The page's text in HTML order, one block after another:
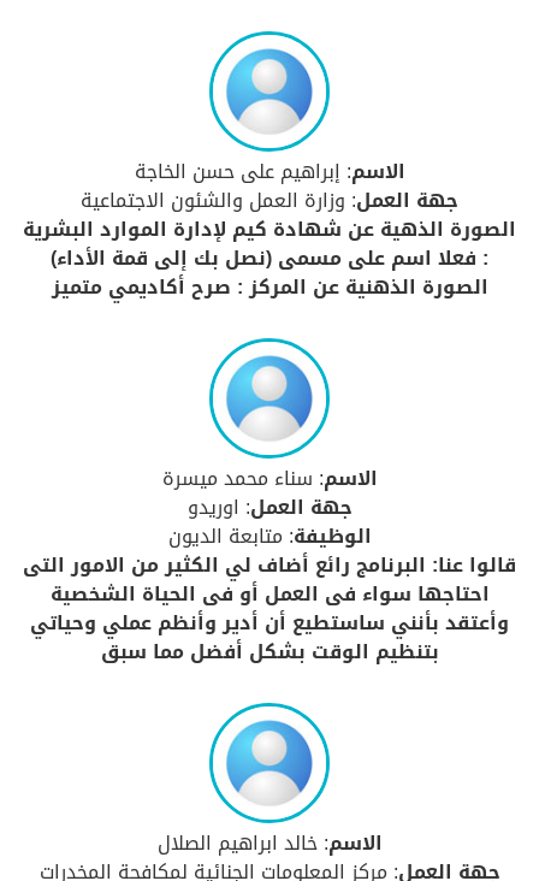
الاسم: إبراهيم على حسن الخاجة
جهة العمل: وزارة العمل والشئون الاجتماعية
الصورة الذهية عن شهادة كيم لإدارة الموارد البشرية
: فعلا اسم على مسمى (نصل بك إلى قمة الأداء)
الصورة الذهنية عن المركز : صرح أكاديمي متميز
الاسم: سناء محمد ميسرة
جهة العمل: اوريدو
الوظيفة: متابعة الديون
قالوا عنا: البرنامج رائع أضاف لي الكثير من الامور التى
احتاجها سواء فى العمل أو فى الحياة الشخصية
وأعتقد بأنني ساستطيع أن أدير وأنظم عملي وحياتي
بتنظيم الوقت بشكل أفضل مما سبق
الاسم: خالد ابراهيم الصلال
جهة العمل: مركز المعلومات الجنائية لمكافحة المخدرات